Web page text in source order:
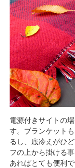
電源付きサイトの
す。ブランケット
るし、底冷えがひ
フの上から掛ける
あればとても便利で